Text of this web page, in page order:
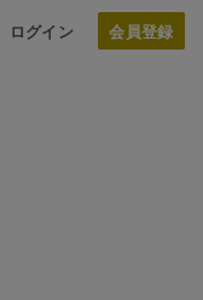
ログイン